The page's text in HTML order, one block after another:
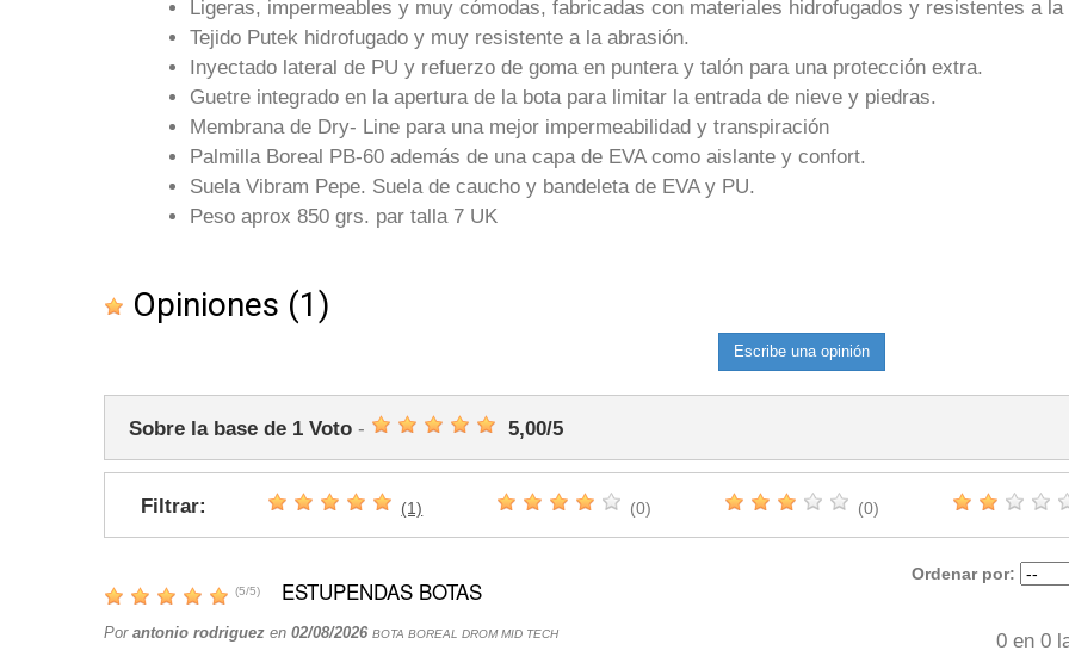
Ligeras, impermeables y muy cómodas, fabricadas con materiales hidrofugados y resistentes a la
Tejido Putek hidrofugado y muy resistente a la abrasión.
Inyectado lateral de PU y refuerzo de goma en puntera y talón para una protección extra.
Guetre integrado en la apertura de la bota para limitar la entrada de nieve y piedras.
Membrana de Dry- Line para una mejor impermeabilidad y transpiración
Palmilla Boreal PB-60 además de una capa de EVA como aislante y confort.
Suela Vibram Pepe. Suela de caucho y bandeleta de EVA y PU.
Peso aprox 850 grs. par talla 7 UK
Opiniones (1)
Escribe una opinión
Sobre la base de 1 Voto - 5,00/5
Filtrar: (1) (0) (0)
Ordenar por:
(5/5) ESTUPENDAS BOTAS
Por antonio rodriguez en 02/08/2026 BOTA BOREAL DROM MID TECH 0 en 0